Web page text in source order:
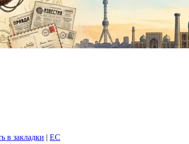
в закладки | EC